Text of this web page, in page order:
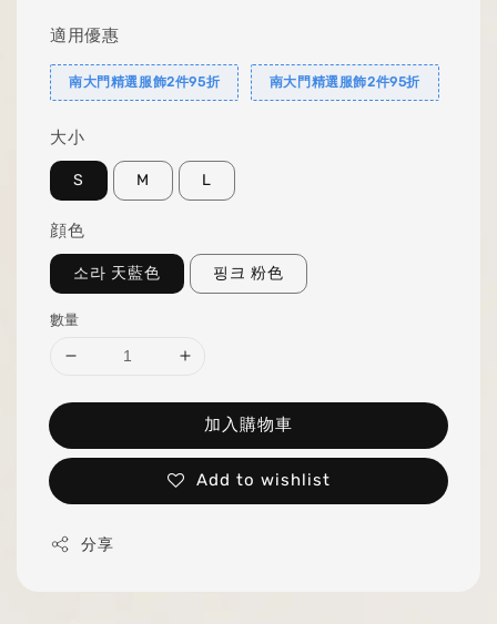
適用優惠
南大門精選服飾2件95折 南大門精選服飾2件95折
大小
S M L
顔色
소라 天藍色 핑크 粉色
數量
加入購物車
Add to wishlist
分享